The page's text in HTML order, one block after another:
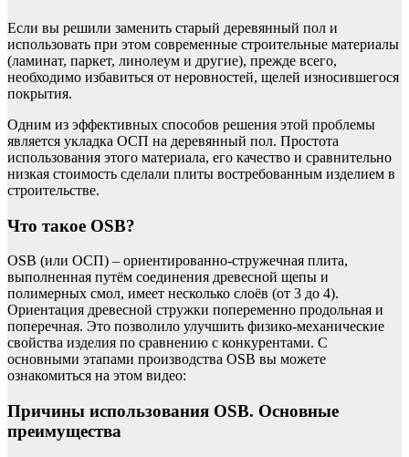
Если вы решили заменить старый деревянный пол и
использовать при этом современные строительные материалы
(ламинат, паркет, линолеум и другие), прежде всего,
необходимо избавиться от неровностей, щелей износившегося
покрытия.
Одним из эффективных способов решения этой проблемы
является укладка ОСП на деревянный пол. Простота
использования этого материала, его качество и сравнительно
низкая стоимость сделали плиты востребованным изделием в
строительстве.
Что такое OSB?
OSB (или ОСП) – ориентированно-стружечная плита,
выполненная путём соединения древесной щепы и
полимерных смол, имеет несколько слоёв (от 3 до 4).
Ориентация древесной стружки попеременно продольная и
поперечная. Это позволило улучшить физико-механические
свойства изделия по сравнению с конкурентами. С
основными этапами производства OSB вы можете
ознакомиться на этом видео:
Причины использования OSB. Основные
преимущества